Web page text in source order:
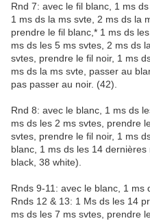
Rnd 7: avec le fil blanc, 1 ms
1 ms ds la ms svte, 2 ms ds la
prendre le fil blanc,* 1 ms ds
ms ds les 5 ms svtes, 2 ms ds
svtes, prendre le fil noir, 1 ms
ms ds la ms svte, passer au
pas passer au noir. (42).
Rnd 8: avec le blanc, 1 ms ds
ms ds les 2 ms svtes, prendre
svtes, prendre le fil noir, 1 ms
blanc, 1 ms ds les 14
black, 38 white).
Rnds 9-11: avec le blanc, 1 ms
Rnds 12 & 13: 1 Ms ds les 14
ms ds les 7 ms svtes, prendre